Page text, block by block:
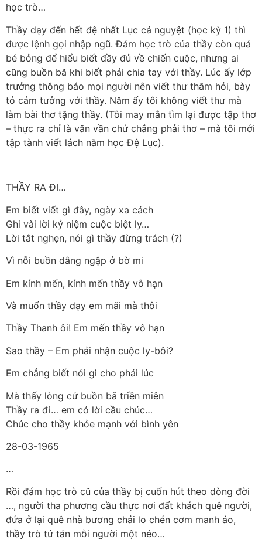
học trò…
Thầy dạy đến hết đệ nhất Lục cá nguyệt (học kỳ 1) thì
được lệnh gọi nhập ngũ. Đám học trò của thầy còn quá
bé bỏng để hiểu biết đầy đủ về chiến cuộc, nhưng ai
cũng buồn bã khi biết phải chia tay với thầy. Lúc ấy lớp
trưởng thông báo mọi người nên viết thư thăm hỏi, bày
tỏ cảm tưởng với thầy. Năm ấy tôi không viết thư mà
làm bài thơ tặng thầy. (Tôi may mắn tìm lại được tập thơ
– thực ra chỉ là văn vần chứ chẳng phải thơ – mà tôi mới
tập tành viết lách năm học Đệ Lục).
THẦY RA ĐI…
Em biết viết gì đây, ngày xa cách
Ghi vài lời kỷ niệm cuộc biệt ly…
Lời tắt nghẹn, nói gì thầy đừng trách (?)
Vì nỗi buồn dâng ngập ở bờ mi
Em kính mến, kính mến thầy vô hạn
Và muốn thầy dạy em mãi mà thôi
Thầy Thanh ôi! Em mến thầy vô hạn
Sao thầy – Em phải nhận cuộc ly-bôi?
Em chẳng biết nói gì cho phải lúc
Mà thấy lòng cứ buồn bã triền miên
Thầy ra đi… em có lời cầu chúc…
Chúc cho thầy khỏe mạnh với bình yên
28-03-1965
…
Rồi đám học trò cũ của thầy bị cuốn hút theo dòng đời
…, người tha phương cầu thực nơi đất khách quê người,
đứa ở lại quê nhà bương chải lo chén cơm manh áo,
thầy trò tứ tán mỗi người một nẻo…